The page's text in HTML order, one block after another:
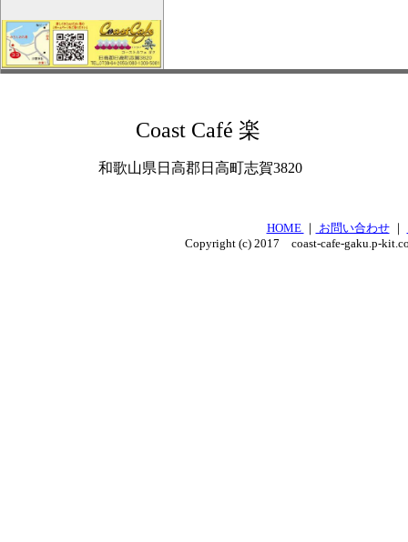
Coast Café 楽
和歌山県日高郡日高町志賀3820
HOME ｜ お問い合わせ｜
Copyright (c) 2017 coast-cafe-gaku.p-